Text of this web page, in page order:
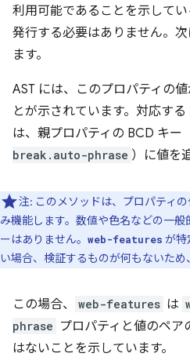
利用可能であることを示して
発行する必要はありません。
ます。
AST には、このプロパティの値
とが示されています。対応す
は、親プロパティの BCD キー
break.auto-phrase ）に値を
注: このメソッドは、プロパティ
み機能します。数値や色名などの一
ーはありません。 web-features が特
い場合、検証するものが何もないため
この場合、 web-features は
phrase プロパティと値のペア
はないことを示しています。